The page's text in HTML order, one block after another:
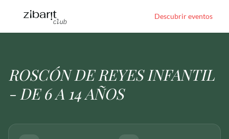
Descubrir eventos
ROSCÓN DE REYES INFANTIL
- DE 6 A 14 AÑOS